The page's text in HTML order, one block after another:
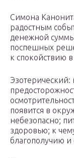
Симона
радостным
денежной
поспешных
к спокойствию
Эзотерический:
появится в
небезопасно;
здоровью; к
благополучию